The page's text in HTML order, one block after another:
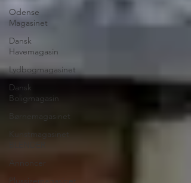
Odense
Magasinet
Dansk
Havemagasin
Lydbogmagasinet
Dansk
Boligmagasin
Børnemagasinet
Kunstmagasinet
Annoncer
Plussizemagasinet